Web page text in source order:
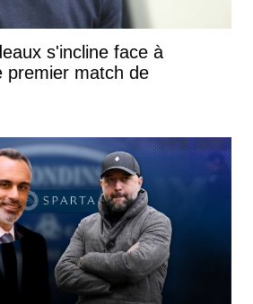
s'incline face à
premier match de